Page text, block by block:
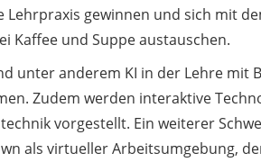
Lehrpraxis gewinnen und sich mit
Kaffee und Suppe austauschen.
unter anderem KI in der Lehre mit
Zudem werden interaktive
vorgestellt. Ein weiterer
als virtueller Arbeitsumgebung,